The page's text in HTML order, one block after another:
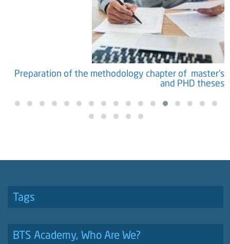
Preparation of the methodology chapter of master's
and PHD theses
Tags
BTS Academy, Who Are We?